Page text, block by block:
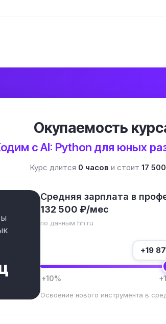
Окупаемость
с AI: Python для юных
Курс длится 0 часов и стоит 17
Средняя зарплата в
132 500 ₽/мес
по данным hh.ru
+19
+10%
Освоение нового инструмента в